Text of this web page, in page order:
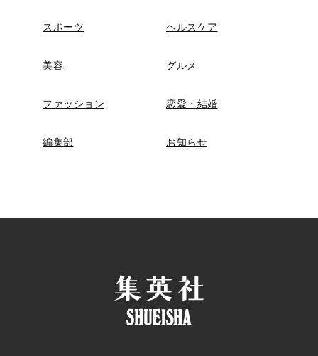
スポーツ ヘルスケア
美容 グルメ
ファッション 恋愛・結婚
編集部 お知らせ